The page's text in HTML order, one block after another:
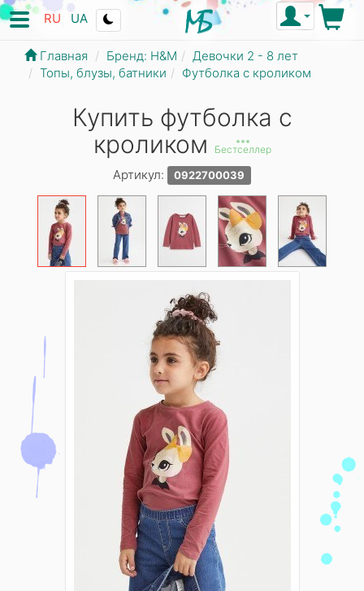
RU UA
Главная Бренд: Н&М
Девочки 2 - 8 лет
Топы, блузы, батники
Футболка с кроликом
Купить футболка с
кроликом
***
Бестселлер
Артикул: 0922700039